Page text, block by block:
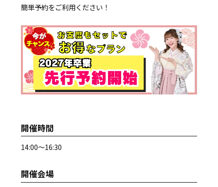
簡単予約をご利用ください！
開催時間
14:00～16:30
開催会場